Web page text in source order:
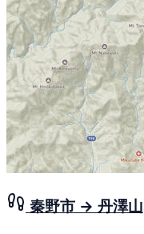
秦野市 → 丹澤山